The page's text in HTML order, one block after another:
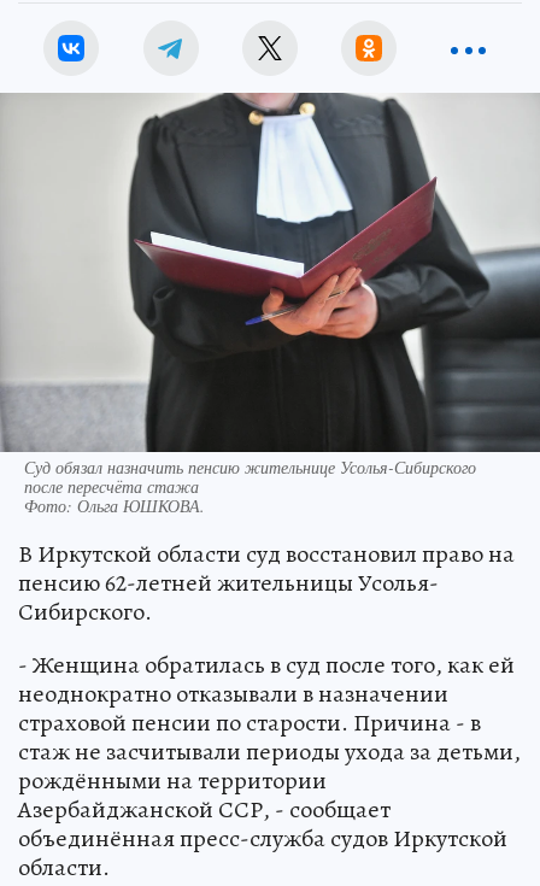
Суд обязал назначить пенсию жительнице Усолья-Сибирского
после пересчёта стажа
Фото: Ольга ЮШКОВА.
В Иркутской области суд восстановил право на
пенсию 62-летней жительницы Усолья-
Сибирского.
- Женщина обратилась в суд после того, как ей
неоднократно отказывали в назначении
страховой пенсии по старости. Причина - в
стаж не засчитывали периоды ухода за детьми,
рождёнными на территории
Азербайджанской ССР, - сообщает
объединённая пресс-служба судов Иркутской
области.